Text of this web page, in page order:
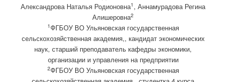
Александрова Наталья Родионовна1 , Аннамурадова Регина
Алишеровна2
1ФГБОУ ВО Ульяновская государственная
сельскохозяйственная академия,, кандидат экономических
наук, старший преподаватель кафедры экономики,
организации и управления на предприятии
2ФГБОУ ВО Ульяновская государственная